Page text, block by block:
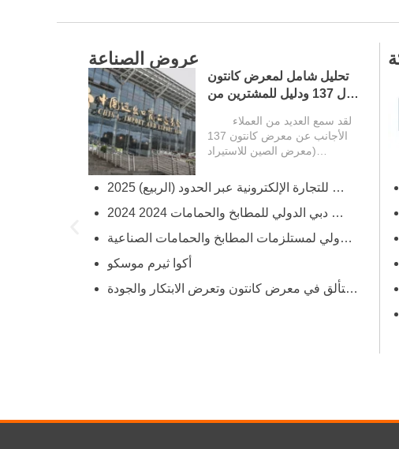
عروض الصناعة
تحليل شامل لمعرض كانتون
ال 137 ودليل للمشترين من
الأجانب عن معرض كانتون 137
(معرض الصين للاستيراد
2025 المعرض الصيني الخامس للتجارة الإلكترونية عبر الحدود (الربيع)
2024 معرض دبي الدولي للمطابخ والحمامات 2024
حنفيات صينية تتألق في معرض أورلاندو الدولي لمستلزمات المطابخ والحمامات الصناعية
أكوا ثيرم موسكو
صناعة الحنفيات في الصين تتألق في معرض كانتون وتعرض الابتكار والجودة